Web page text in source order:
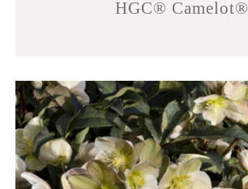
HGC® Camelot®